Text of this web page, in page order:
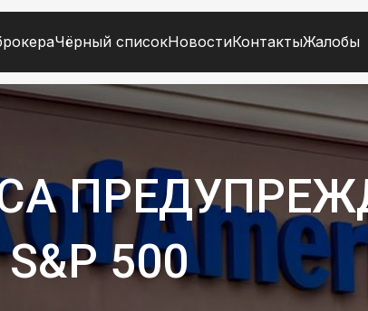
Чёрный списокНовостиКонтактыЖалобы
500